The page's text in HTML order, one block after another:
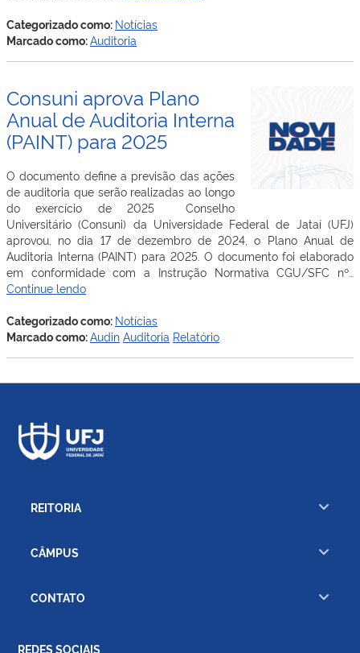
UFJ
modelo
de
operação
de
TI
Categorizado como: Notícias
Marcado como:Auditoria
Consuni aprova Plano
Anual de Auditoria Interna
(PAINT) para 2025
O documento define a previsão das ações
de auditoria que serão realizadas ao longo
do exercício de 2025 Conselho
Universitário (Consuni) da Universidade Federal de Jataí (UFJ)
aprovou, no dia 17 de dezembro de 2024, o Plano Anual de
Auditoria Interna (PAINT) para 2025. O documento foi elaborado
em conformidade com a Instrução Normativa CGU/SFC nº…
Continue lendoConsuni
Plano
Anual
Interna
2025
Categorizado como: Notícias
Marcado como:Audin Auditoria Relatório
REITORIA
CÂMPUS
CONTATO
REDES SOCIAIS